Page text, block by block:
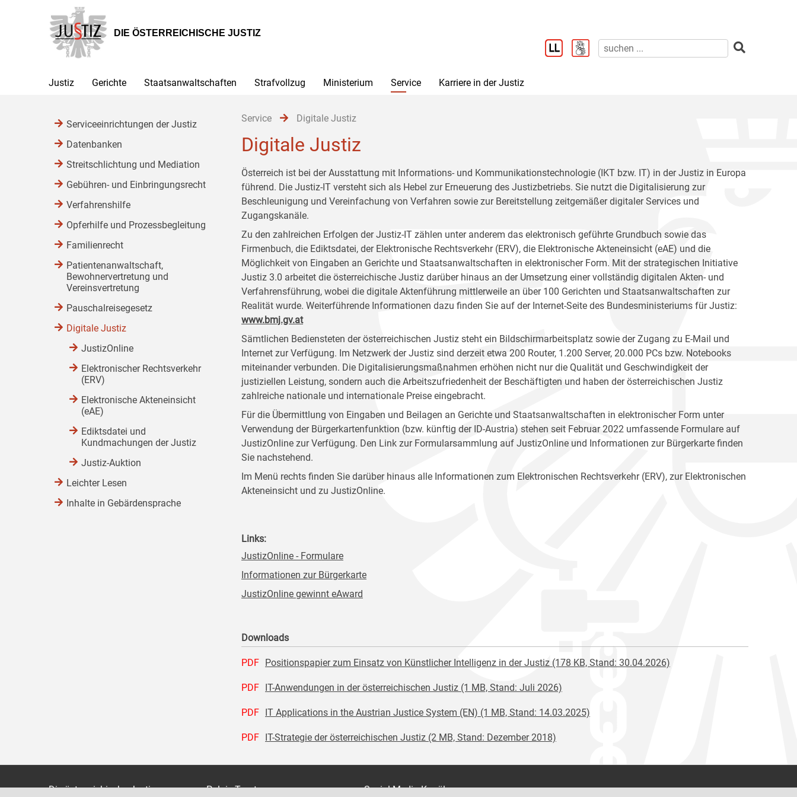
Hauptnavigation
[1]
Inhalt
[2]
Untermenü
[3]
DIE ÖSTERREICHISCHE JUSTIZ
Justiz Gerichte Staatsanwaltschaften Strafvollzug Ministerium Service Karriere in der Justiz
Service Digitale Justiz
Digitale Justiz
Österreich ist bei der Ausstattung mit Informations- und Kommunikationstechnologie (IKT bzw. IT) in der Justiz in Europa
führend. Die Justiz-IT versteht sich als Hebel zur Erneuerung des Justizbetriebs. Sie nutzt die Digitalisierung zur
Beschleunigung und Vereinfachung von Verfahren sowie zur Bereitstellung zeitgemäßer digitaler Services und
Zugangskanäle.
Zu den zahlreichen Erfolgen der Justiz-IT zählen unter anderem das elektronisch geführte Grundbuch sowie das
Firmenbuch, die Ediktsdatei, der Elektronische Rechtsverkehr (ERV), die Elektronische Akteneinsicht (eAE) und die
Möglichkeit von Eingaben an Gerichte und Staatsanwaltschaften in elektronischer Form. Mit der strategischen Initiative
Justiz 3.0 arbeitet die österreichische Justiz darüber hinaus an der Umsetzung einer vollständig digitalen Akten- und
Verfahrensführung, wobei die digitale Aktenführung mittlerweile an über 100 Gerichten und Staatsanwaltschaften zur
Realität wurde. Weiterführende Informationen dazu finden Sie auf der Internet-Seite des Bundesministeriums für Justiz:
www.bmj.gv.at
Sämtlichen Bediensteten der österreichischen Justiz steht ein Bildschirmarbeitsplatz sowie der Zugang zu E-Mail und
Internet zur Verfügung. Im Netzwerk der Justiz sind derzeit etwa 200 Router, 1.200 Server, 20.000 PCs bzw. Notebooks
miteinander verbunden. Die Digitalisierungsmaßnahmen erhöhen nicht nur die Qualität und Geschwindigkeit der
justiziellen Leistung, sondern auch die Arbeitszufriedenheit der Beschäftigten und haben der österreichischen Justiz
zahlreiche nationale und internationale Preise eingebracht.
Für die Übermittlung von Eingaben und Beilagen an Gerichte und Staatsanwaltschaften in elektronischer Form unter
Verwendung der Bürgerkartenfunktion (bzw. künftig der ID-Austria) stehen seit Februar 2022 umfassende Formulare auf
JustizOnline zur Verfügung. Den Link zur Formularsammlung auf JustizOnline und Informationen zur Bürgerkarte finden
Sie nachstehend.
Im Menü rechts finden Sie darüber hinaus alle Informationen zum Elektronischen Rechtsverkehr (ERV), zur Elektronischen
Akteneinsicht und zu JustizOnline.
Links:
JustizOnline - Formulare
Informationen zur Bürgerkarte
JustizOnline gewinnt eAward
Downloads
PDF Positionspapier zum Einsatz von Künstlicher Intelligenz in der Justiz (178 KB, Stand: 30.04.2026)
PDF IT-Anwendungen in der österreichischen Justiz (1 MB, Stand: Juli 2026)
PDF IT Applications in the Austrian Justice System (EN) (1 MB, Stand: 14.03.2025)
PDF IT-Strategie der österreichischen Justiz (2 MB, Stand: Dezember 2018)
Serviceeinrichtungen der Justiz
Datenbanken
Streitschlichtung und Mediation
Gebühren- und Einbringungsrecht
Verfahrenshilfe
Opferhilfe und Prozessbegleitung
Familienrecht
Patientenanwaltschaft,
Bewohnervertretung und
Vereinsvertretung
Pauschalreisegesetz
Digitale Justiz
JustizOnline
Elektronischer Rechtsverkehr
(ERV)
Elektronische Akteneinsicht
(eAE)
Ediktsdatei und
Kundmachungen der Justiz
Justiz-Auktion
Leichter Lesen
Inhalte in Gebärdensprache
Die österreichische Justiz Palais Trautson Social Media Kanäle